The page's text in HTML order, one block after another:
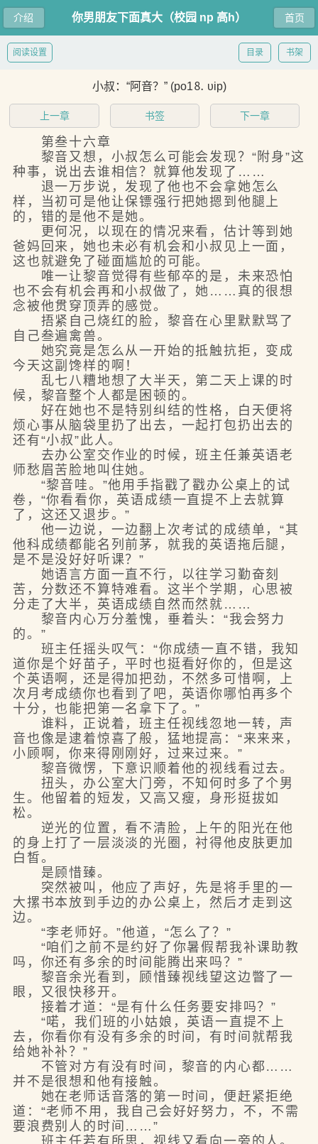
介绍 首页
你男朋友下面真大（校园 np 高h）
书架
目录
阅读设置
小叔：“阿音？” (po1⒏ υip)
上一章 书签 下一章
第叁十六章
黎音又想，小叔怎么可能会发现？“附身”这
种事，说出去谁相信？就算他发现了……
退一万步说，发现了他也不会拿她怎么
样，当初可是他让保镖强行把她摁到他腿上
的，错的是他不是她。
更何况，以现在的情况来看，估计等到她
爸妈回来，她也未必有机会和小叔见上一面，
这也就避免了碰面尴尬的可能。
唯一让黎音觉得有些郁卒的是，未来恐怕
也不会有机会再和小叔做了，她……真的很想
念被他贯穿顶弄的感觉。
捂紧自己烧红的脸，黎音在心里默默骂了
自己叁遍禽兽。
她究竟是怎么从一开始的抵触抗拒，变成
今天这副馋样的啊！
乱七八糟地想了大半天，第二天上课的时
候，黎音整个人都是困顿的。
好在她也不是特别纠结的性格，白天便将
烦心事从脑袋里扔了出去，一起打包扔出去的
还有“小叔”此人。
去办公室交作业的时候，班主任兼英语老
师愁眉苦脸地叫住她。
“黎音哇。”他用手指戳了戳办公桌上的试
卷，“你看看你，英语成绩一直提不上去就算
了，这还又退步。”
他一边说，一边翻上次考试的成绩单，“其
他科成绩都能名列前茅，就我的英语拖后腿，
是不是没好好听课？”
她语言方面一直不行，以往学习勤奋刻
苦，分数还不算特难看。这半个学期，心思被
分走了大半，英语成绩自然而然就……
黎音内心万分羞愧，垂着头：“我会努力
的。”
班主任摇头叹气：“你成绩一直不错，我知
道你是个好苗子，平时也挺看好你的，但是这
个英语啊，还是得加把劲，不然多可惜啊，上
次月考成绩你也看到了吧，英语你哪怕再多个
十分，也能把第一名拿下了。”
谁料，正说着，班主任视线忽地一转，声
音也像是逮着惊喜了般，猛地提高：“来来来，
小顾啊，你来得刚刚好，过来过来。”
黎音微愣，下意识顺着他的视线看过去。
扭头，办公室大门旁，不知何时多了个男
生。他留着的短发，又高又瘦，身形挺拔如
松。
逆光的位置，看不清脸，上午的阳光在他
的身上打了一层淡淡的光圈，衬得他皮肤更加
白皙。
是顾惜臻。
突然被叫，他应了声好，先是将手里的一
大摞书本放到手边的办公桌上，然后才走到这
边。
“李老师好。”他道，“怎么了？”
“咱们之前不是约好了你暑假帮我补课助教
吗，你还有多余的时间能腾出来吗？”
黎音余光看到，顾惜臻视线望这边瞥了一
眼，又很快移开。
接着才道：“是有什么任务要安排吗？”
“喏，我们班的小姑娘，英语一直提不上
去，你看你有没有多余的时间，有时间就帮我
给她补补？”
不管对方有没有时间，黎音的内心都……
并不是很想和他有接触。
她在老师话音落的第一时间，便赶紧拒绝
道：“老师不用，我自己会好好努力，不，不需
要浪费别人的时间……”
班主任若有所思，视线又看向一旁的人。